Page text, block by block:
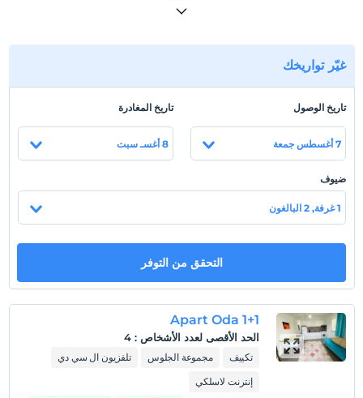
Muğla Datça'da konumlanmaktadır.
شاطئ
Plaja 400 metre mesafededir.
تسجيل المغادرة
قبل 11:00
حيوانات أليفة
غير مسموح بالحيوانات الأليفة
غيّر تواريخك
تاريخ الوصول
7 أغسطس جمعة
تاريخ المغادرة
8 أغسـ سبت
ضيوف
1 غرفة, 2 البالغون
التحقق من التوفر
1+1 Apart Oda
الحد الأقصى لعدد الأشخاص :
4
تكييف مجموعة الجلوس
تلفزيون ال سي دي
إنترنت لاسلكي